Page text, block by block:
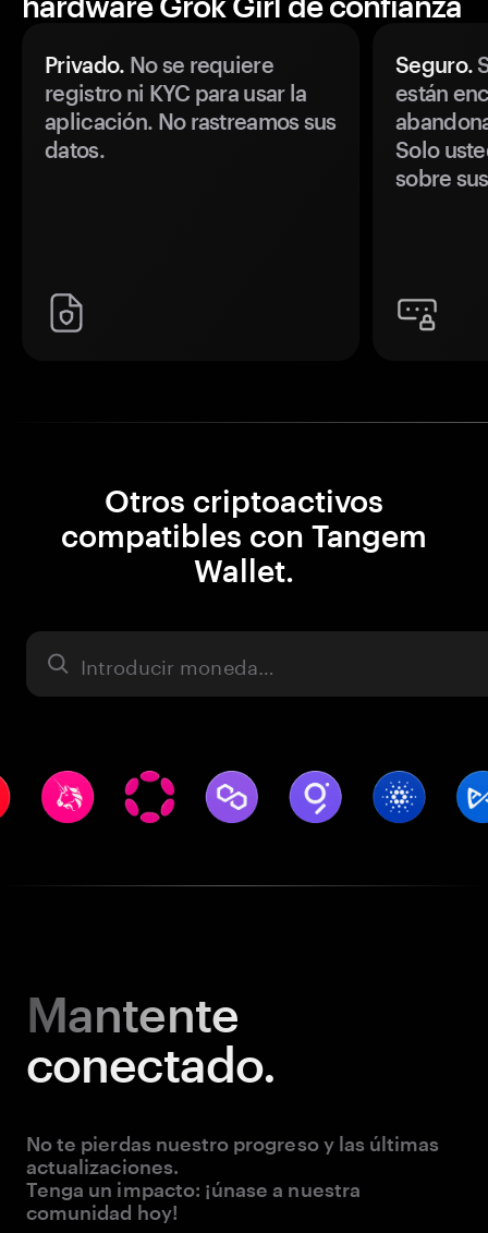
Privado. No se requiere
registro ni KYC para usar la
aplicación. No rastreamos sus
datos.
Seguro.
están
Solo
sobre
Otros criptoactivos
compatibles con Tangem
Wallet.
Activo
Mantente
conectado.
No te pierdas nuestro progreso y las últimas
actualizaciones.
Tenga un impacto: ¡únase a nuestra
comunidad hoy!